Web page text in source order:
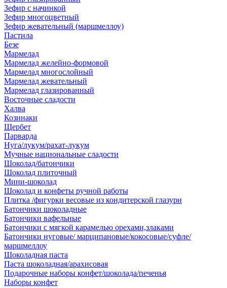
Зефир с начинкой
Зефир многоцветный
Зефир жевательный (маршмеллоу)
Пастила
Безе
Мармелад
Мармелад желейно-формовой
Мармелад многослойный
Мармелад жевательный
Мармелад глазированный
Восточные сладости
Халва
Козинаки
Щербет
Парварда
Нуга/лукум/рахат-лукум
Мучные национальные сладости
Шоколад/батончики
Шоколад плиточный
Мини-шоколад
Шоколад и конфеты ручной работы
Плитка /фигурки весовые из кондитерской глазури
Батончики шоколадные
Батончики вафельные
Батончики с мягкой карамелью орехами,злаками
Батончики нуговые/ марципановые/кокосовые/суфле/
маршмеллоу
Шоколадная паста
Паста шоколадная/арахисовая
Подарочные наборы конфет/шоколада/печенья
Наборы конфет